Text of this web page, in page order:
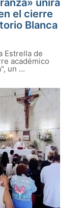
unirá
el cierre
Blanca
Estrella de
académico
un ...